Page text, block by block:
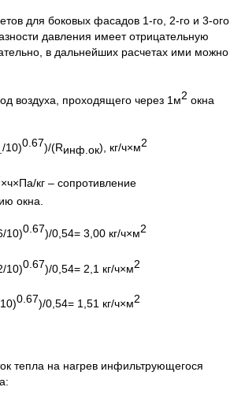
для боковых фасадов 1-го, 2-го и 3-ого
давления имеет отрицательную
в дальнейших расчетах ими можно
воздуха, проходящего через 1м2 окна
/10)0.67)/(Rинф.ок), кг/ч×м2
×ч×Па/кг – сопротивление
окна.
10)0.67)/0,54= 3,00 кг/ч×м2
10)0.67)/0,54= 2,1 кг/ч×м2
0.67)/0,54= 1,51 кг/ч×м2
тепла на нагрев инфильтрующегося